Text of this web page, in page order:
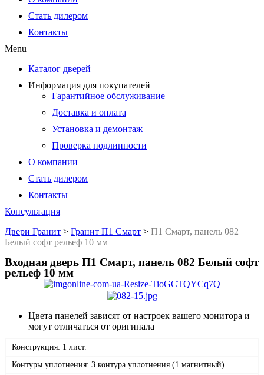
Стать дилером
Контакты
Menu
Каталог дверей
Информация для покупателей
Гарантийное обслуживание
Доставка и оплата
Установка и демонтаж
Проверка подлинности
О компании
Стать дилером
Контакты
Консультация
Двери Гранит > Гранит П1 Смарт > П1 Смарт, панель 082
Белый софт рельеф 10 мм
Входная дверь П1 Смарт, панель 082 Белый софт
рельеф 10 мм
Цвета панелей зависят от настроек вашего монитора и
могут отличаться от оригинала
Конструкция: 1 лист.
Контуры уплотнения: 3 контура уплотнения (1 магнитный).